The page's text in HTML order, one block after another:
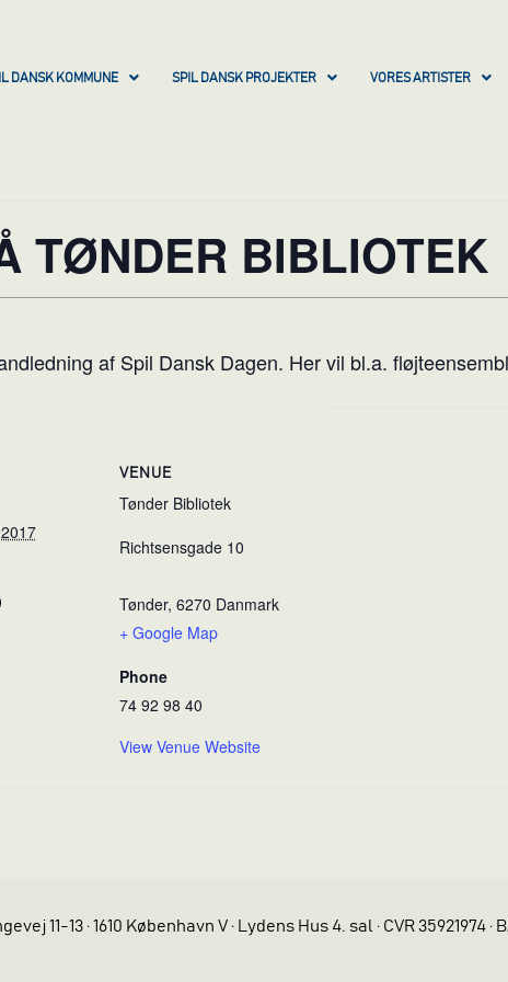
DANSK KOMMUNE SPIL DANSK PROJEKTER VORES ARTISTER
TØNDER BIBLIOTEK
af Spil Dansk Dagen. Her vil bl.a.
VENUE
Tønder Bibliotek
Richtsensgade 10
Tønder, 6270 Danmark
+ Google Map
Phone
74 92 98 40
View Venue Website
11-13 · 1610 København V · Lydens Hus 4. sal · CVR 35921974 ·